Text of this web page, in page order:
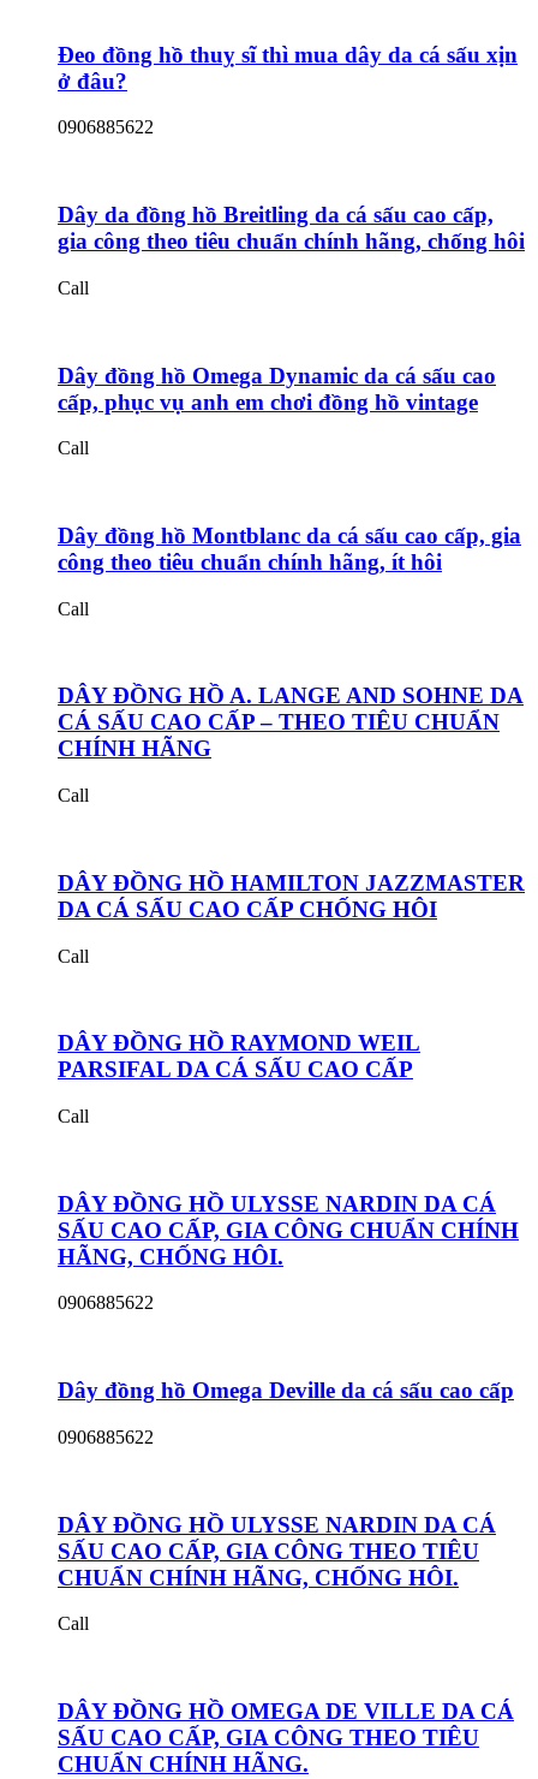
Đeo đồng hồ thuỵ sĩ thì mua dây da cá sấu xịn
ở đâu?
0906885622
Dây da đồng hồ Breitling da cá sấu cao cấp,
gia công theo tiêu chuẩn chính hãng, chống hôi
Call
Dây đồng hồ Omega Dynamic da cá sấu cao
cấp, phục vụ anh em chơi đồng hồ vintage
Call
Dây đồng hồ Montblanc da cá sấu cao cấp, gia
công theo tiêu chuẩn chính hãng, ít hôi
Call
DÂY ĐỒNG HỒ A. LANGE AND SOHNE DA
CÁ SẤU CAO CẤP – THEO TIÊU CHUẨN
CHÍNH HÃNG
Call
DÂY ĐỒNG HỒ HAMILTON JAZZMASTER
DA CÁ SẤU CAO CẤP CHỐNG HÔI
Call
DÂY ĐỒNG HỒ RAYMOND WEIL
PARSIFAL DA CÁ SẤU CAO CẤP
Call
DÂY ĐỒNG HỒ ULYSSE NARDIN DA CÁ
SẤU CAO CẤP, GIA CÔNG CHUẨN CHÍNH
HÃNG, CHỐNG HÔI.
0906885622
Dây đồng hồ Omega Deville da cá sấu cao cấp
0906885622
DÂY ĐỒNG HỒ ULYSSE NARDIN DA CÁ
SẤU CAO CẤP, GIA CÔNG THEO TIÊU
CHUẨN CHÍNH HÃNG, CHỐNG HÔI.
Call
DÂY ĐỒNG HỒ OMEGA DE VILLE DA CÁ
SẤU CAO CẤP, GIA CÔNG THEO TIÊU
CHUẨN CHÍNH HÃNG.